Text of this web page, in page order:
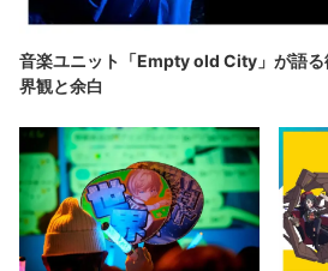
音楽ユニット「Empty old City」が語
界観と余白